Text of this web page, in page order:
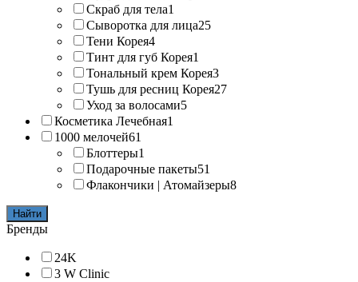
Скраб для тела1
Сыворотка для лица25
Тени Корея4
Тинт для губ Корея1
Тональный крем Корея3
Тушь для ресниц Корея27
Уход за волосами5
Косметика Лечебная1
1000 мелочей61
Блоттеры1
Подарочные пакеты51
Флакончики | Атомайзеры8
Найти
Бренды
24K
3 W Clinic